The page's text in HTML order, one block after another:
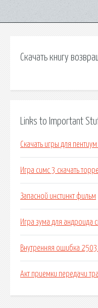
Скачать книгу
Links to Important
Скачать игры для
Игра симс 3 скачать
Запасной инстинкт фильм
Игра зума для андроида
Внутренняя ошибка 2503
Акт приемки передачи